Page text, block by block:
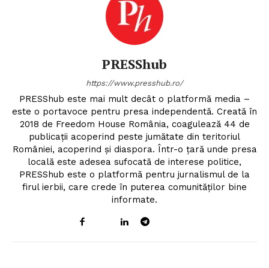
PRESShub
https://www.presshub.ro/
PRESShub este mai mult decât o platformă media –
este o portavoce pentru presa independentă. Creată în
2018 de Freedom House România, coagulează 44 de
publicații acoperind peste jumătate din teritoriul
României, acoperind și diaspora. Într-o țară unde presa
locală este adesea sufocată de interese politice,
PRESShub este o platformă pentru jurnalismul de la
firul ierbii, care crede în puterea comunităților bine
informate.